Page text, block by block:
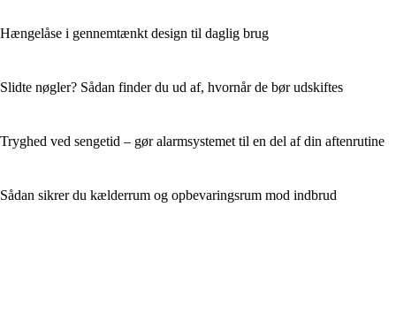
Hængelåse i gennemtænkt design til daglig brug
Slidte nøgler? Sådan finder du ud af, hvornår de bør udskiftes
Tryghed ved sengetid – gør alarmsystemet til en del af din aftenrutine
Sådan sikrer du kælderrum og opbevaringsrum mod indbrud